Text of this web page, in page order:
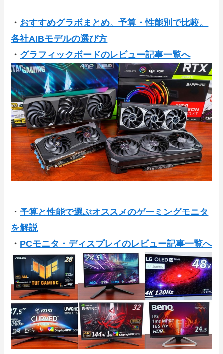
・ おすすめグラボまとめ。予算・性能別で比較。
各社AIBモデルの選び方
・ グラフィックボードのレビュー記事一覧へ
・予算と性能で選ぶオススメのゲーミングモニタ
を解説
・ PCモニタ・ディスプレイのレビュー記事一覧へ